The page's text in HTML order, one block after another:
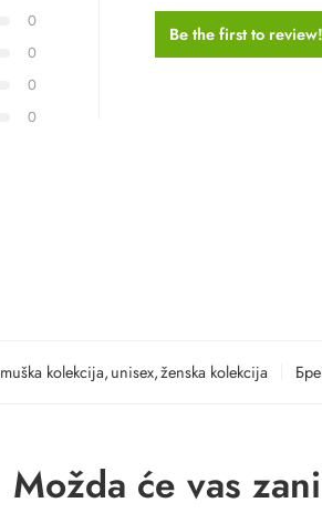
0
0
0
0
Be the first to review!
muška kolekcija,unisex,ženska kolekcija
Možda će vas